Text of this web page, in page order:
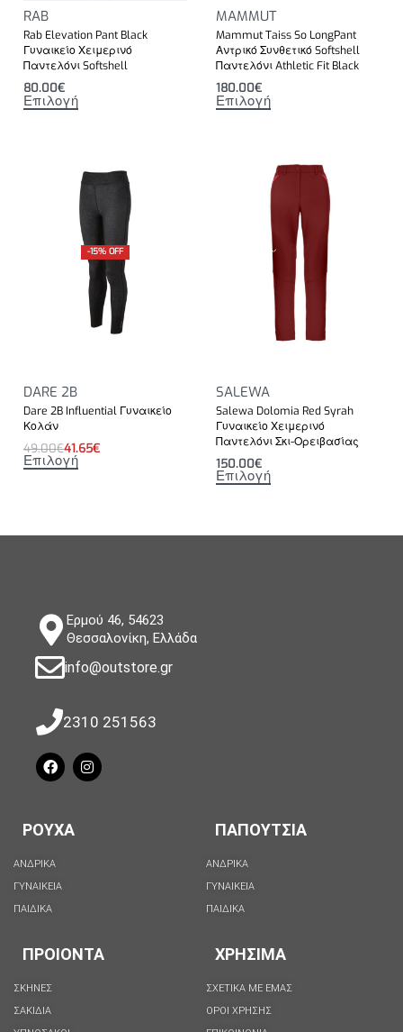
RAB
Rab Elevation Pant Black
Γυναικείο Χειμερινό
Παντελόνι Softshell
80.00€
Επιλογή
MAMMUT
Mammut Taiss So LongPant
Αντρικό Συνθετικό Softshell
Παντελόνι Athletic Fit Black
180.00€
Επιλογή
-15% OFF
DARE 2B
Dare 2B Influential Γυναικείο
Κολάν
49.00€41.65€
Επιλογή
SALEWA
Salewa Dolomia Red Syrah
Γυναικείο Χειμερινό
Παντελόνι Σκι-Ορειβασίας
150.00€
Επιλογή
Ερμού 46, 54623
Θεσσαλονίκη, Ελλάδα
info@outstore.gr
2310 251563
ΡΟΥΧΑ
ΑΝΔΡΙΚΑ
ΓΥΝΑΙΚΕΙΑ
ΠΑΙΔΙΚΑ
ΠΑΠΟΥΤΣΙΑ
ΑΝΔΡΙΚΑ
ΓΥΝΑΙΚΕΙΑ
ΠΑΙΔΙΚΑ
ΠΡΟΙΟΝΤΑ
ΣΚΗΝΕΣ
ΣΑΚΙΔΙΑ
ΧΡΗΣΙΜΑ
ΣΧΕΤΙΚΑ ΜΕ ΕΜΑΣ
ΟΡΟΙ ΧΡΗΣΗΣ